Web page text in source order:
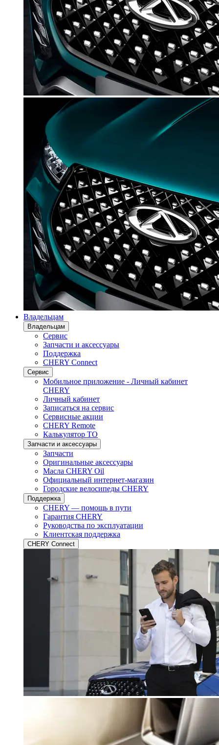
Владельцам
Владельцам
Сервис
Запчасти и аксессуары
Поддержка
CHERY Connect
Сервис
Мобильное приложение - Личный кабинет
CHERY
Личный кабинет
Записаться на сервис
Сервисные акции
CHERY Remote
Калькулятор ТО
Запчасти и аксессуары
Запчасти
Оригинальные аксессуары
Масла CHERY Oil
Официальный интернет-магазин
Городские велосипеды CHERY
Поддержка
CHERY — помощь в пути
Гарантия CHERY
Руководства по эксплуатации
Клиентская поддержка
CHERY Connect